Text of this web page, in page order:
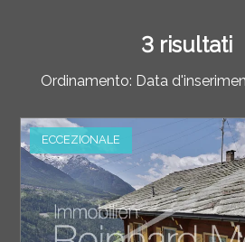
3 risultati
Ordinamento: Data
ECCEZIONALE